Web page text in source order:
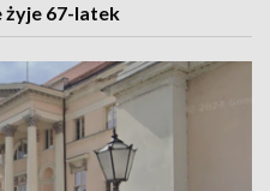
żyje 67-latek